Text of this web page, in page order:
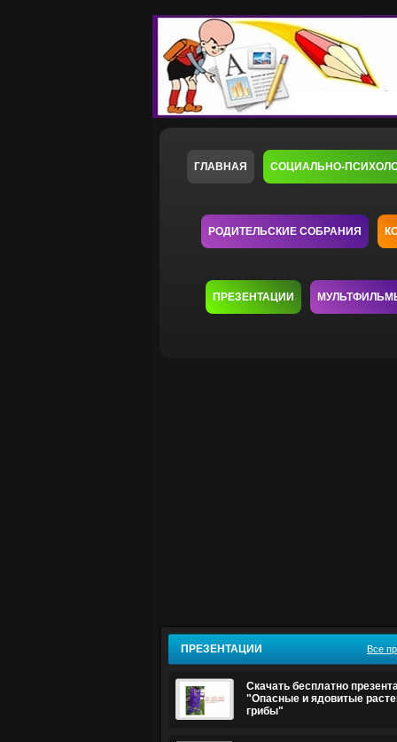
ГЛАВНАЯ СОЦИАЛЬНО-
РОДИТЕЛЬСКИЕ СОБРАНИЯ
ПРЕЗЕНТАЦИИ
ПРЕЗЕНТАЦИИ Все
Скачать бесплатно
"Опасные и ядовитые
грибы"